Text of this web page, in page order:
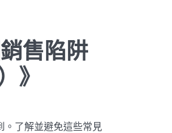
售陷阱
》
。了解並避免這些常見